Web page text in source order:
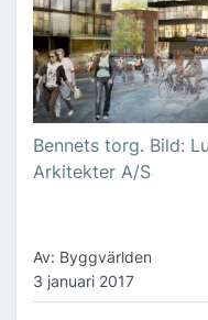
Bennets torg. Bild:
Arkitekter A/S
Av: Byggvärlden
3 januari 2017